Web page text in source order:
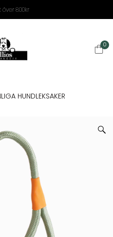
över 800kr
0
HUNDLEKSAKER